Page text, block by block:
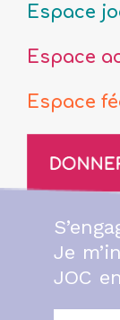
Espace
Espace
Espace
Je
JOC